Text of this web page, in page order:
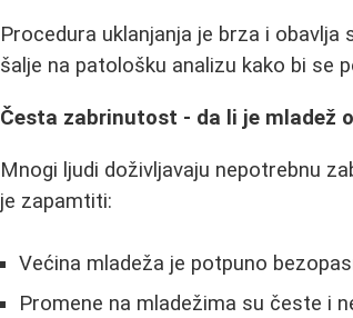
Procedura uklanjanja je brza i
šalje na patološku analizu kako bi se
Česta zabrinutost - da li je mladež
Mnogi ljudi doživljavaju nepotrebnu
je zapamtiti:
Većina mladeža je potpuno
Promene na mladežima su česte i